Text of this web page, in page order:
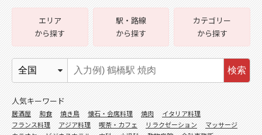
エリア
から探す
駅・路線
から探す
カテゴリー
から探す
検索
人気キーワード
居酒屋 和食 焼き鳥 懐石・会席料理 焼肉
イタリア料理
フランス料理
アジア料理 喫茶・カフェ リラクゼーション
マッサージ